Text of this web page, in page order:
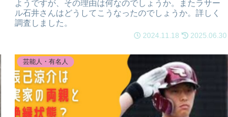
ようですが、その理由は何なのでしょうか。またラサー
ル石井さんはどうしてこうなったのでしょうか。詳しく
調査しました。
2024.11.18 2025.06.30
芸能人・有名人